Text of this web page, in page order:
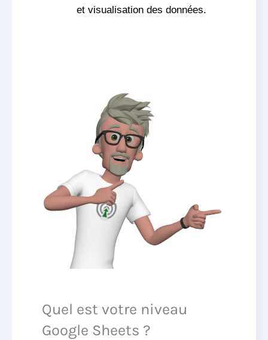
et visualisation des données.
Quel est votre niveau
Google Sheets ?